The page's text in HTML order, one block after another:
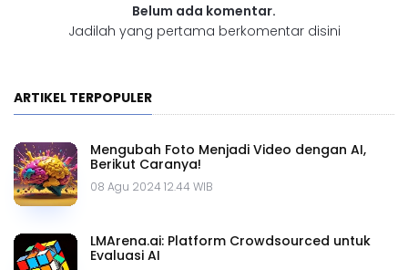
Belum ada komentar.
Jadilah yang pertama berkomentar disini
ARTIKEL TERPOPULER
Mengubah Foto Menjadi Video dengan AI,
Berikut Caranya!
08 Agu 2024 12.44 WIB
LMArena.ai: Platform Crowdsourced untuk
Evaluasi AI